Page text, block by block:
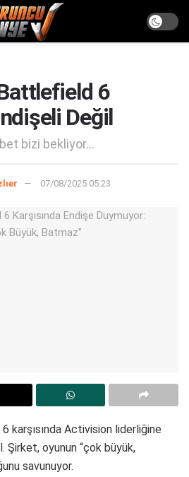
6
Değil
bizi bekliyor...
07/08/2025 05:23
Activision liderliğine
Şirket, oyunun “çok büyük,
savunuyor.